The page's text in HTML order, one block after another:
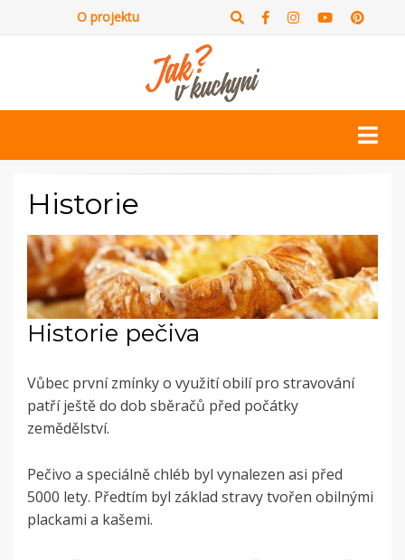
O projektu
Historie
Historie pečiva
Vůbec první zmínky o využití obilí pro stravování
patří ještě do dob sběračů před počátky
zemědělství.
Pečivo a speciálně chléb byl vynalezen asi před
5000 lety. Předtím byl základ stravy tvořen obilnými
plackami a kašemi.